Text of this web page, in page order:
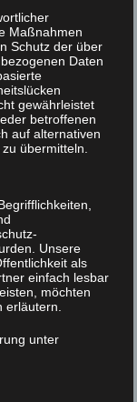
file
>
Maßnahmen
Schutz der über
Daten
gewährleistet
betroffenen
auf alternativen
übermitteln.
Unsere
als
einfach lesbar
möchten
unter